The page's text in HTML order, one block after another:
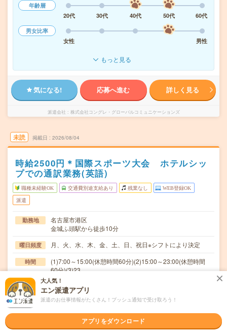
年齢層
20代
30代 40代 50代
60代
男女比率
女性
男性
もっと見る
気になる! 応募へ進む 詳しく見る
派遣会社 株式会社コングレ・グローバルコミュニケーションズ
未読 掲載日 2026/08/04
時給2500円＊国際スポーツ大会 ホテルシッ
プでの通訳業務(英語)
職種未経験OK 交通費別途支給あり 残業なし WEB登録OK
派遣
勤務地
名古屋市港区
金城ふ頭駅から徒歩10分
曜日頻度 月、火、水、木、金、土、日、祝日※シフトにより決定
時間
(1)7:00～15:00(休憩時間60分)(2)15:00～23:00(休憩時間
60分)(3)23…
期間 9/15～10/6
時給 2500円
交通費別途支給
大人気！
エン派遣アプリ
派遣のお仕事情報がたくさん！プッシュ通知で受け取ろう！
アプリをダウンロード